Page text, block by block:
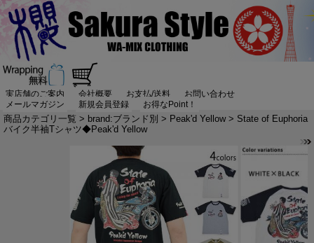
実店舗のご案内 会社概要 お支払/送料
お問い合わせ
メールマガジン
新規会員登録 お得なPoint！
商品カテゴリ一覧 > brand:ブランド別 > Peak'd Yellow> State of Euphoria
バイク半袖Tシャツ◆Peak'd Yellow